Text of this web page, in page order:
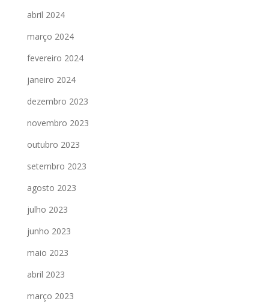
abril 2024
março 2024
fevereiro 2024
janeiro 2024
dezembro 2023
novembro 2023
outubro 2023
setembro 2023
agosto 2023
julho 2023
junho 2023
maio 2023
abril 2023
março 2023